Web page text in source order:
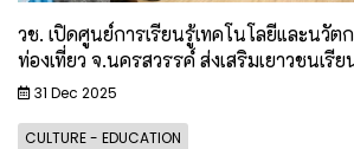
วช. เปิดศูนย์การเรียนรู้เทคโนโลยีและนวัต
ท่องเที่ยว จ.นครสวรรค์ ส่งเสริมเยาวชนเ
31 Dec 2025
CULTURE - EDUCATION